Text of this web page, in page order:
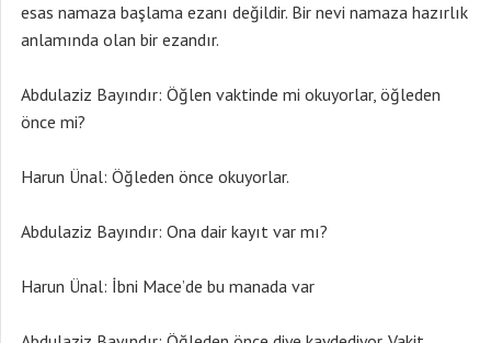
esas namaza başlama ezanı değildir. Bir nevi namaza hazırlık
anlamında olan bir ezandır.
Abdulaziz Bayındır: Öğlen vaktinde mi okuyorlar, öğleden
önce mi?
Harun Ünal: Öğleden önce okuyorlar.
Abdulaziz Bayındır: Ona dair kayıt var mı?
Harun Ünal: İbni Mace’de bu manada var